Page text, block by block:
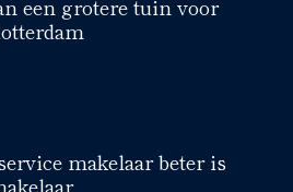
een grotere tuin voor
makelaar beter is